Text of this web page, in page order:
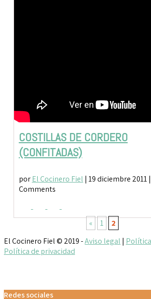
COSTILLAS DE CORDERO
(CONFITADAS)
porEl Cocinero Fiel | 19 diciembre 2011|
Comments
« 1
2
El Cocinero Fiel © 2019 -Aviso legal |
Política de privacidad
Redes sociales